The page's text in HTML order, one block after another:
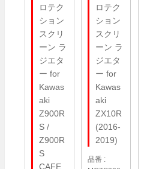
ロテク
ション
スクリ
ーン ラ
ジエタ
ー for
Kawas
aki
Z900R
S /
Z900R
S
CAFE
ロテク
ション
スクリ
ーン ラ
ジエタ
ー for
Kawas
aki
ZX10R
(2016-
2019)
品番 :